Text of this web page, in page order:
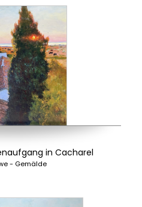
in Cacharel
- Gemälde